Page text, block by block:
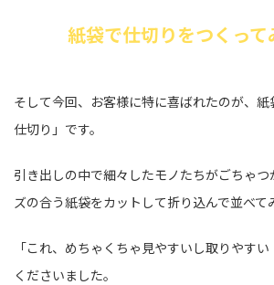
紙袋で仕切りをつくっ
そして今回、お客様に特に喜ばれたのが、
仕切り」です。
引き出しの中で細々したモノたちがごちゃ
ズの合う紙袋をカットして折り込んで並べて
「これ、めちゃくちゃ見やすいし取りやす
くださいました。